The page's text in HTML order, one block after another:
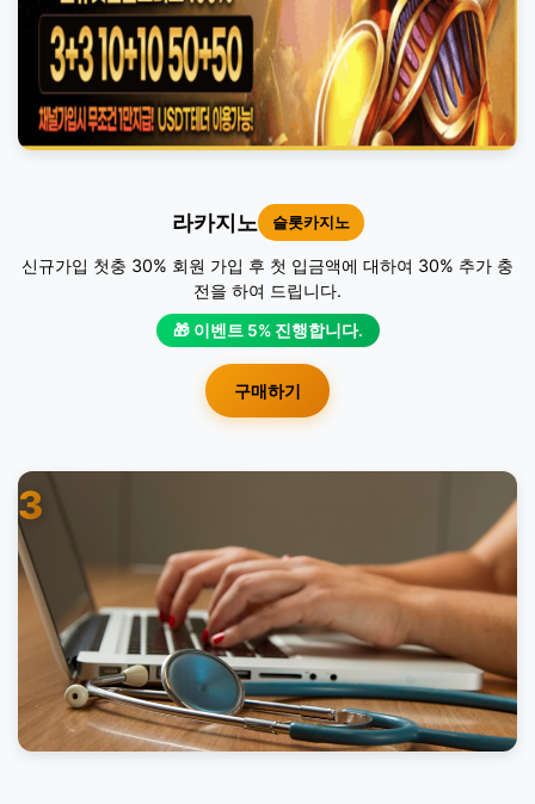
라카지노 슬롯카지노
신규가입 첫충 30% 회원 가입 후 첫 입금액에 대하여 30% 추가 충
전을 하여 드립니다.
🎁 이벤트 5% 진행합니다.
구매하기
3